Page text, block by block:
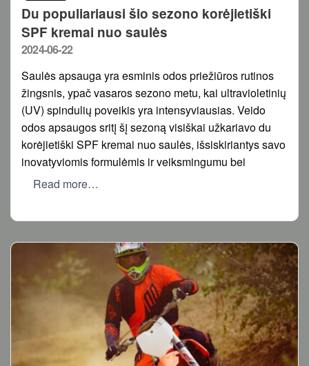
Du populiariausi šio sezono korėjietiški
SPF kremai nuo saulės
Posted
2024-06-22
Saulės apsauga yra esminis odos priežiūros rutinos
žingsnis, ypač vasaros sezono metu, kai ultravioletinių
(UV) spindulių poveikis yra intensyviausias. Veido
odos apsaugos sritį šį sezoną visiškai užkariavo du
korėjietiški SPF kremai nuo saulės, išsiskiriantys savo
inovatyviomis formulėmis ir veiksmingumu bei
Read more…